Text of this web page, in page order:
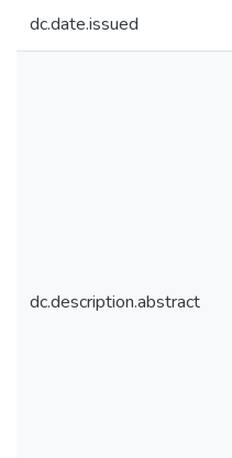
dc.date.issued
dc.description.abstract